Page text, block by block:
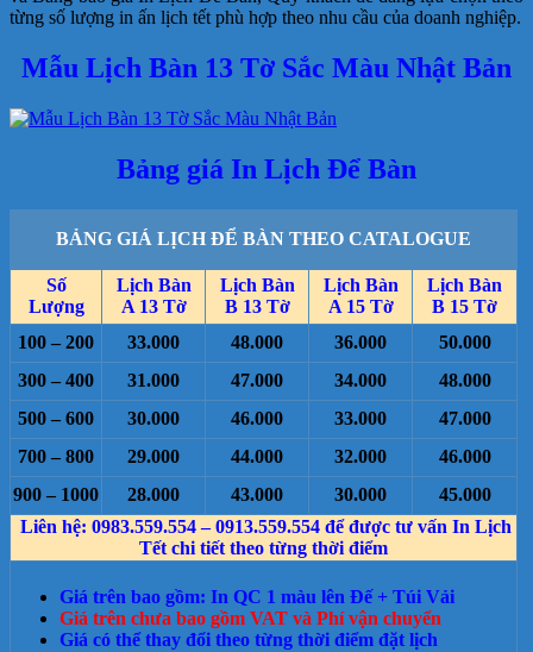
từng số lượng in ấn lịch tết phù hợp theo nhu cầu của doanh nghiệp.
Mẫu Lịch Bàn 13 Tờ Sắc Màu Nhật Bản
Bảng giá In Lịch Để Bàn
BẢNG GIÁ LỊCH ĐỂ BÀN THEO CATALOGUE
Số
Lượng
Lịch Bàn
A 13 Tờ
Lịch Bàn
B 13 Tờ
Lịch Bàn
A 15 Tờ
Lịch Bàn
B 15 Tờ
100 – 200
33.000 48.000 36.000
50.000
300 – 400
31.000 47.000 34.000
48.000
500 – 600
30.000 46.000 33.000
47.000
700 – 800
29.000 44.000 32.000
46.000
900 – 1000
28.000 43.000 30.000
45.000
Liên hệ: 0983.559.554 – 0913.559.554 để được tư vấn In Lịch
Tết chi tiết theo từng thời điểm
Giá trên bao gồm: In QC 1 màu lên Đế + Túi Vải
Giá trên chưa bao gồm VAT và Phí vận chuyển
Giá có thể thay đổi theo từng thời điểm đặt lịch